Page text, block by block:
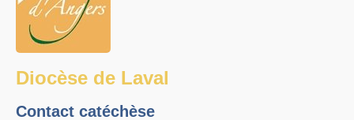
Diocèse de Laval
Contact catéchèse